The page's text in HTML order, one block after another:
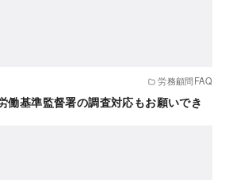
労務顧問FAQ
働基準監督署の調査対応もお願いでき